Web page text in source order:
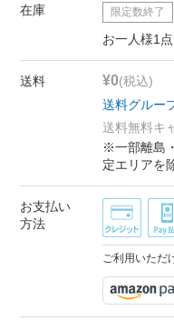
在庫 限定数終了
お一人様1
送料 ¥0(税込)
送料グルー
送料無料キ
※一部離島
定エリアを
お支払い
方法
ご利用いただ